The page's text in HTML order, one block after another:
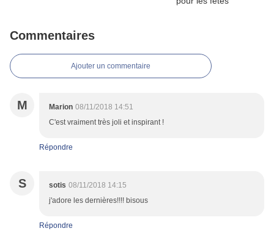
Commentaires
Ajouter un commentaire
M Marion 08/11/2018 14:51
C'est vraiment très joli et inspirant !
Répondre
S sotis 08/11/2018 14:15
j'adore les dernières!!!! bisous
Répondre